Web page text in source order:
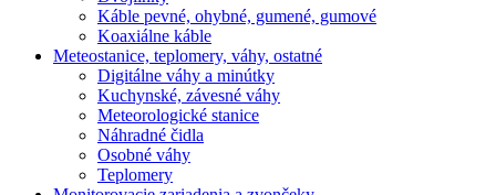
Káble pevné, ohybné, gumené, gumové
Koaxiálne káble
Meteostanice, teplomery, váhy, ostatné
Digitálne váhy a minútky
Kuchynské, závesné váhy
Meteorologické stanice
Náhradné čidla
Osobné váhy
Teplomery